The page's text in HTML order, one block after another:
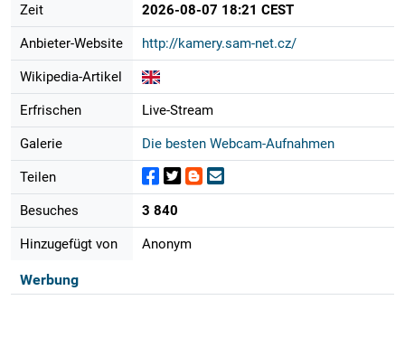
Zeit 2026-08-07 18:21 CEST
Anbieter-Website http://kamery.sam-net.cz/
Wikipedia-Artikel
Erfrischen Live-Stream
Galerie Die besten Webcam-Aufnahmen
Teilen
Besuches 3 840
Hinzugefügt von Anonym
Werbung